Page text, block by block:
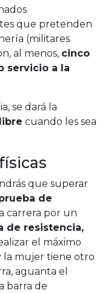
que pretenden
(militares
al menos, cinco
servicio a la
se dará la
cuando les sea
que superar
de
carrera por un
de resistencia,
el máximo
la mujer tiene otro
aguanta el
barra de